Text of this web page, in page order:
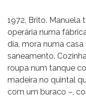
1972, Brito.
operária numa
dia, mora numa
saneamento.
roupa num tanque
madeira no quintal
com um buraco –,